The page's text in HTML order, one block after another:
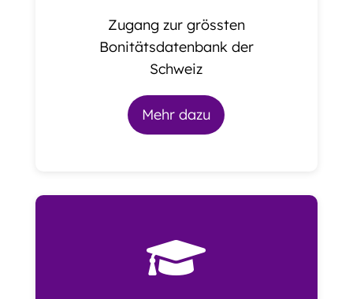
Zugang zur grössten
Bonitätsdatenbank der
Schweiz
Mehr dazu
